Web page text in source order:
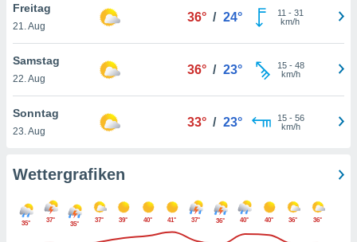
können
von
und
klicken.
und
Freitag
21. Aug
36° / 24° 11 - 31
km/h
Samstag
22. Aug
36° / 23° 15- 48
km/h
Sonntag
23. Aug
33° / 23° 15- 56
km/h
Wettergrafiken
35° 37°
35°
37° 39° 40° 41° 37° 36° 40° 40° 36° 36°